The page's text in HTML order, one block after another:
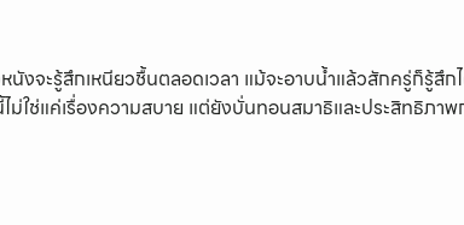
งจะรู้สึกเหนียวชื้นตลอดเวลา แม้จะอาบน้ำแล้วสักครู่ก็รู้สึก
ใช่แค่เรื่องความสบาย แต่ยังบั่นทอนสมาธิและประสิทธิภาพ